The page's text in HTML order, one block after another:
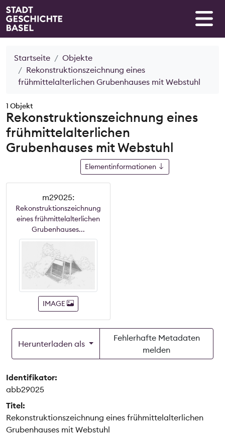
Startseite
Objekte
Rekonstruktionszeichnung eines
frühmittelalterlichen Grubenhauses mit Webstuhl
1 Objekt
Rekonstruktionszeichnung eines
frühmittelalterlichen
Grubenhauses mit Webstuhl
Elementinformationen
m29025:
Rekonstruktionszeichnung
eines frühmittelalterlichen
Grubenhauses...
IMAGE
Herunterladen als
Fehlerhafte Metadaten
melden
Identifikator:
abb29025
Titel:
Rekonstruktionszeichnung eines frühmittelalterlichen
Grubenhauses mit Webstuhl